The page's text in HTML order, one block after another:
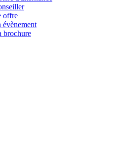
offre
évènement
brochure